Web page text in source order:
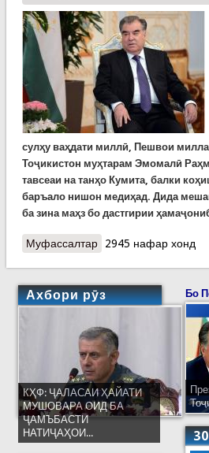
сулҳу ваҳдати миллӣ, Пешвои
Тоҷикистон муҳтарам Эмомалӣ
тавсеаи на танҳо Кумита, балки
баръало нишон медиҳад. Дида
ба зина маҳз бо дастгирии
Муфассалтаро 30 соли КҲФ.
2945 нафар хонд
Ахбори рӯз
КҲФ: ҶАЛАСАИ ҲАЙАТИ
МУШОВАРА ОИД БА
ҶАМЪБАСТИ
НАТИҶАҲОИ...
Бо